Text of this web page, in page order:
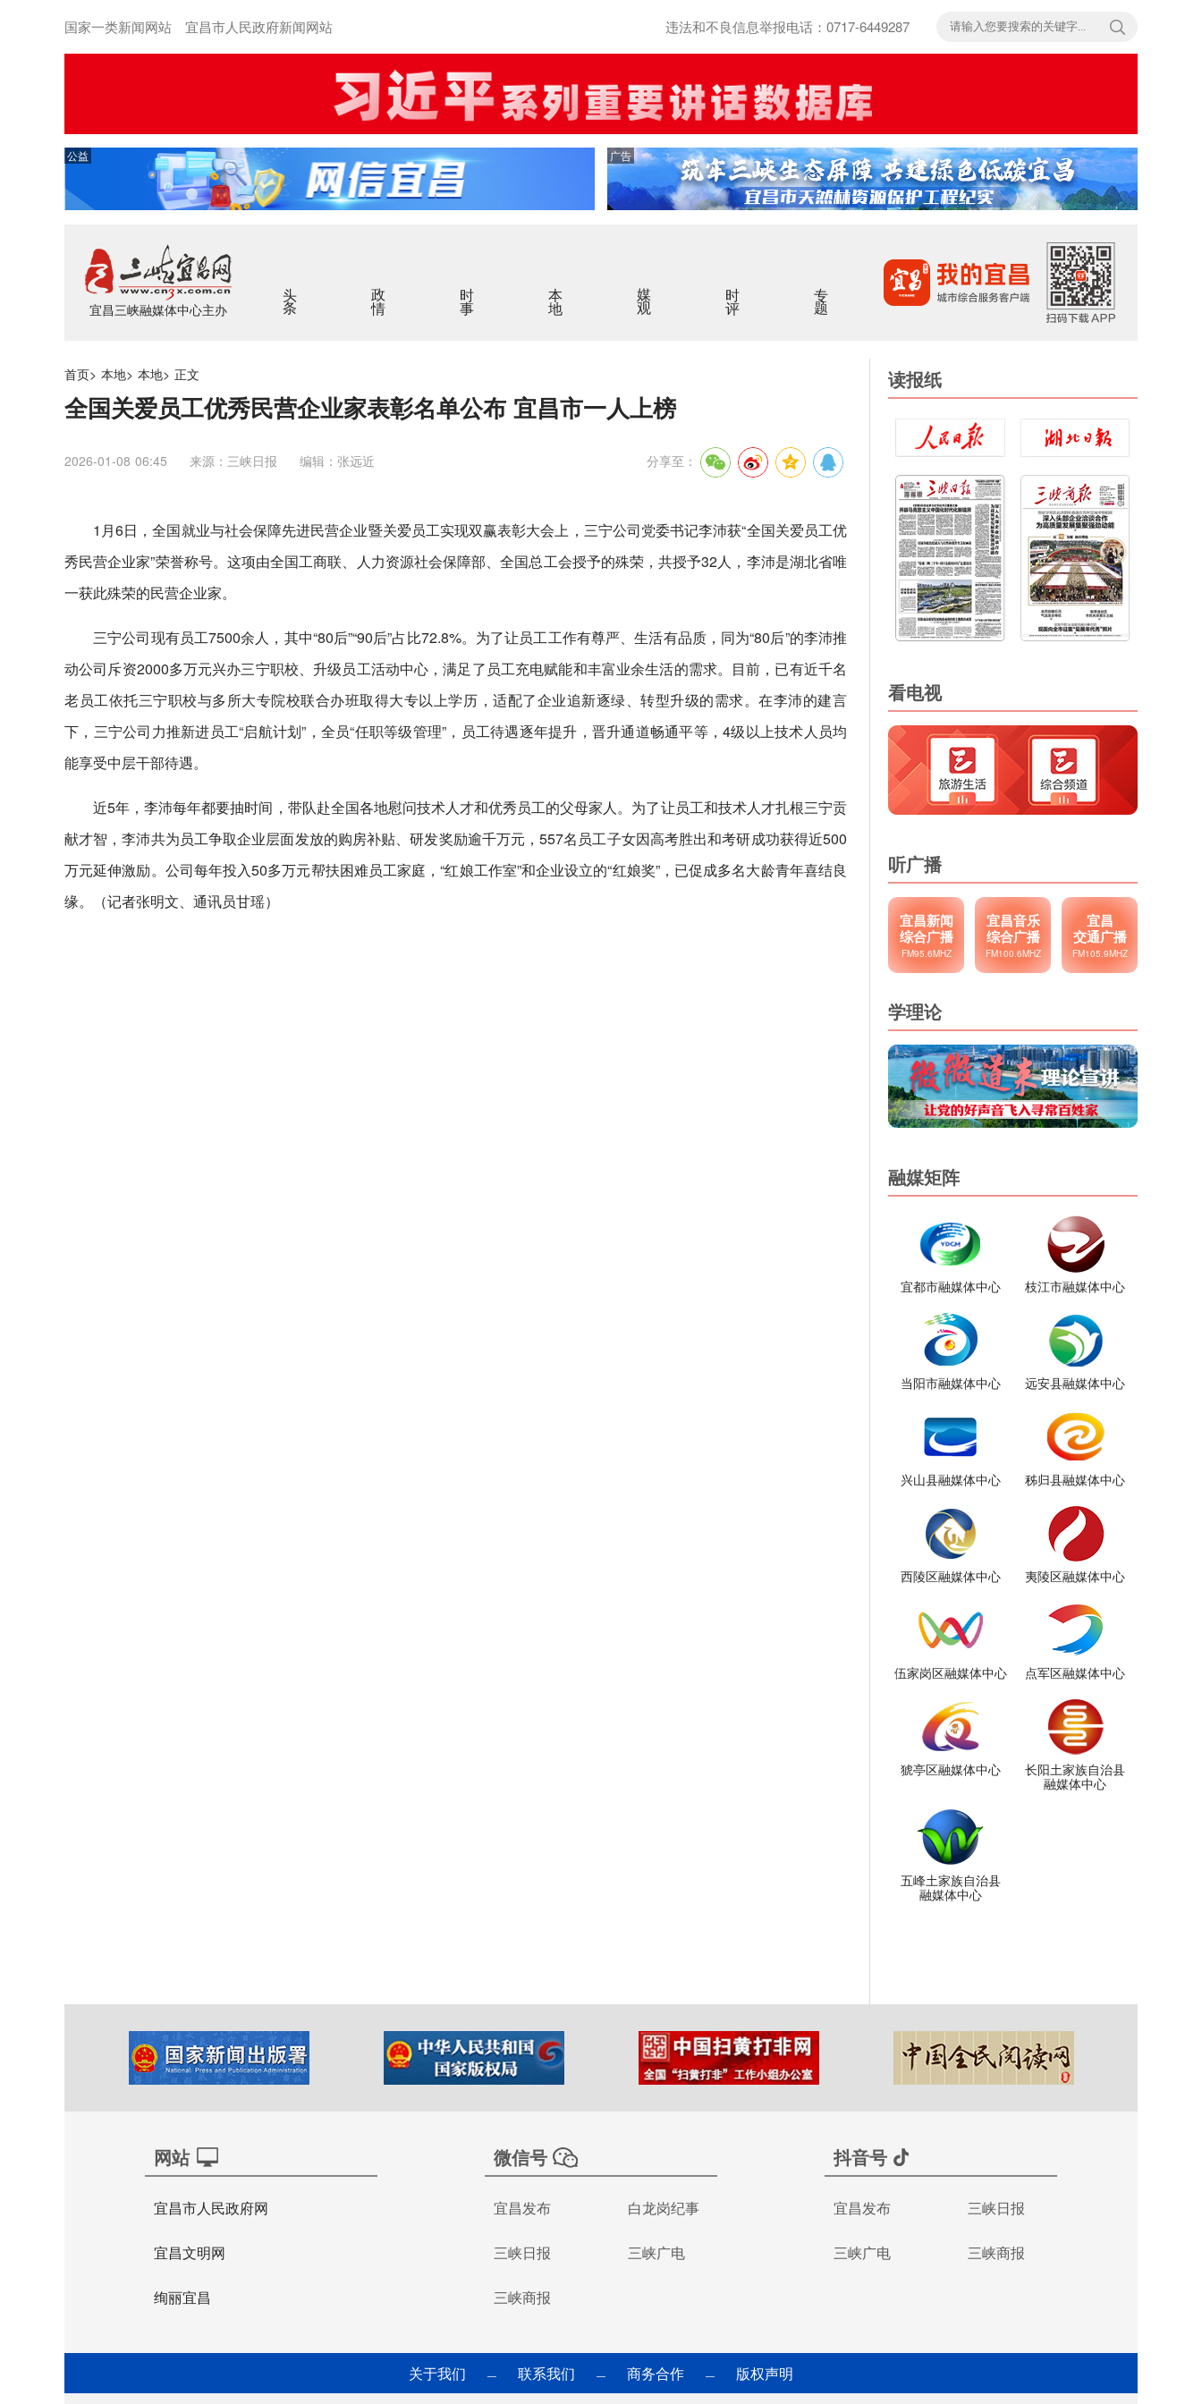
国家一类新闻网站 宜昌市人民政府新闻网站 违法和不良信息举报电话：0717-6449287
公益 广告
宜昌三峡融媒体中心主办
头条 政情 时事 本地 媒观 时评 专题
首页> 本地> 本地> 正文
全国关爱员工优秀民营企业家表彰名单公布 宜昌市一人上榜
2026-01-08 06:45 来源：三峡日报 编辑：张远近 分享至：
1月6日，全国就业与社会保障先进民营企业暨关爱员工实现双赢表彰大会上，三宁公司党委书记李沛获“全国关爱员工优
秀民营企业家”荣誉称号。这项由全国工商联、人力资源社会保障部、全国总工会授予的殊荣，共授予32人，李沛是湖北省唯
一获此殊荣的民营企业家。
三宁公司现有员工7500余人，其中“80后”“90后”占比72.8%。为了让员工工作有尊严、生活有品质，同为“80后”的李沛推
动公司斥资2000多万元兴办三宁职校、升级员工活动中心，满足了员工充电赋能和丰富业余生活的需求。目前，已有近千名
老员工依托三宁职校与多所大专院校联合办班取得大专以上学历，适配了企业追新逐绿、转型升级的需求。在李沛的建言
下，三宁公司力推新进员工“启航计划”，全员“任职等级管理”，员工待遇逐年提升，晋升通道畅通平等，4级以上技术人员均
能享受中层干部待遇。
近5年，李沛每年都要抽时间，带队赴全国各地慰问技术人才和优秀员工的父母家人。为了让员工和技术人才扎根三宁贡
献才智，李沛共为员工争取企业层面发放的购房补贴、研发奖励逾千万元，557名员工子女因高考胜出和考研成功获得近500
万元延伸激励。公司每年投入50多万元帮扶困难员工家庭，“红娘工作室”和企业设立的“红娘奖”，已促成多名大龄青年喜结良
缘。（记者张明文、通讯员甘瑶）
读报纸
看电视
听广播
宜昌新闻
综合广播
FM95.6MHZ
宜昌音乐
综合广播
FM100.6MHZ
宜昌
交通广播
FM105.9MHZ
学理论
融媒矩阵
宜都市融媒体中心 枝江市融媒体中心
当阳市融媒体中心 远安县融媒体中心
兴山县融媒体中心 秭归县融媒体中心
西陵区融媒体中心 夷陵区融媒体中心
伍家岗区融媒体中心 点军区融媒体中心
猇亭区融媒体中心
长阳土家族自治县
融媒体中心
五峰土家族自治县
融媒体中心
网站
宜昌市人民政府网
宜昌文明网
绚丽宜昌
微信号
宜昌发布 白龙岗纪事
三峡日报 三峡广电
三峡商报
抖音号
宜昌发布 三峡日报
三峡广电 三峡商报
关于我们 — 联系我们 — 商务合作 — 版权声明